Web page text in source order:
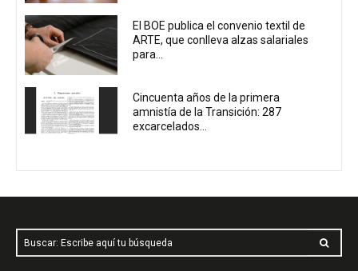
El BOE publica el convenio textil de
ARTE, que conlleva alzas salariales
para...
Cincuenta años de la primera
amnistía de la Transición: 287
excarcelados...
Buscar: Escribe aquí tu búsqueda